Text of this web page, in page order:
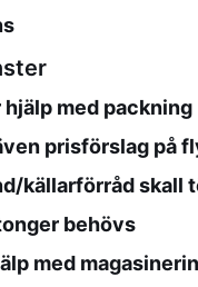
hjälp med packning
prisförslag på
källarförråd skall
behövs
med